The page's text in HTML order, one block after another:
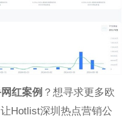
红案例 ？想寻求更多欧
Hotlist深圳热点营销公